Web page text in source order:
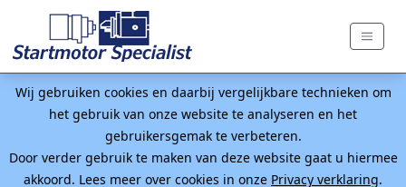
Wij gebruiken cookies en daarbij vergelijkbare technieken om
het gebruik van onze website te analyseren en het
gebruikersgemak te verbeteren.
Door verder gebruik te maken van deze website gaat u hiermee
akkoord. Lees meer over cookies in onze Privacy verklaring.